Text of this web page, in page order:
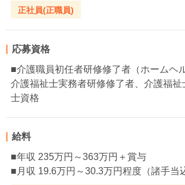
正社員(正職員)
応募資格
■介護職員初任者研修修了者（ホームヘ
介護福祉士実務者研修修了者、介護福祉
士資格
給料
■年収 235万円～363万円＋賞与
■月収 19.6万円～30.3万円程度（諸手当